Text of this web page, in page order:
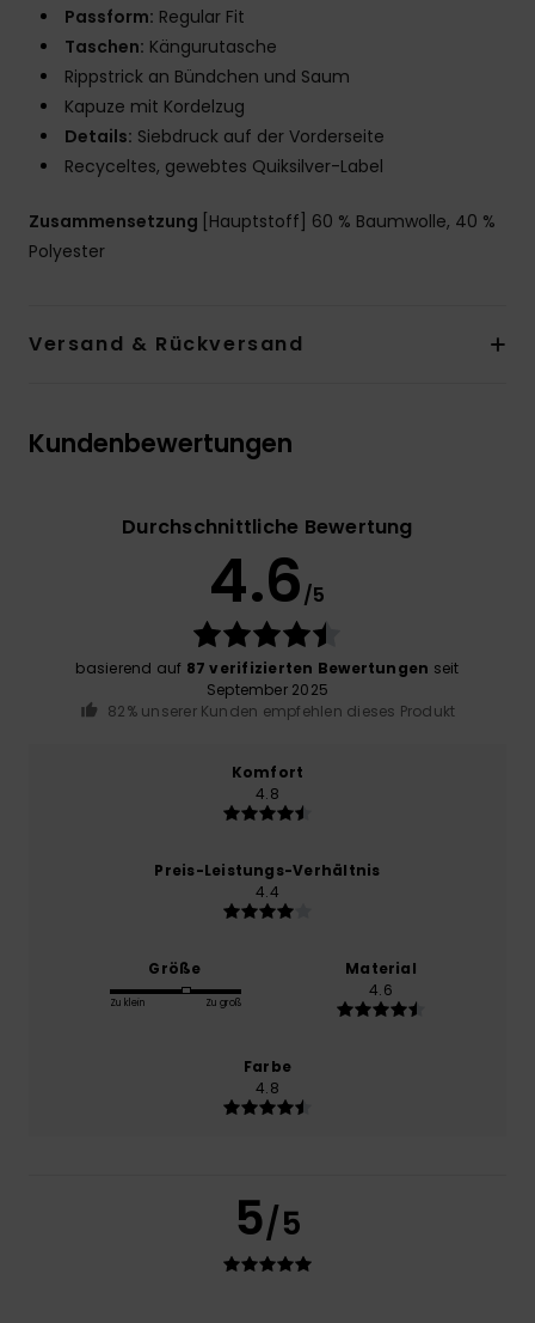
Passform: Regular Fit
Taschen: Kängurutasche
Rippstrick an Bündchen und Saum
Kapuze mit Kordelzug
Details: Siebdruck auf der Vorderseite
Recyceltes, gewebtes Quiksilver-Label
Zusammensetzung [Hauptstoff] 60 % Baumwolle, 40 %
Polyester
Versand & Rückversand
Kundenbewertungen
Durchschnittliche Bewertung
4.6/5
basierend auf 87 verifizierten Bewertungen seit
September 2025
82% unserer Kunden empfehlen dieses Produkt
Komfort
4.8
Preis-Leistungs-Verhältnis
4.4
Größe
Zu klein Zu groß
Material
4.6
Farbe
4.8
5/5